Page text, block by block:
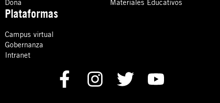
Dona
Materiales Educativos
Plataformas
Campus virtual
Gobernanza
Intranet